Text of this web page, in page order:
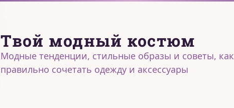
Твой модный костюм
Модные тенденции, стильные образы и советы, как
правильно сочетать одежду и аксессуары